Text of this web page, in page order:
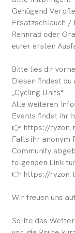
Genügend
Ersatzschlauch /
Rennrad oder
eurer ersten
Bitte lies dir
Diesen findest
„Cycling Units".
Alle weiteren
Events findet ihr
👉 https://
Falls ihr anonym
Community
folgenden Link
👉 https://
Wir freuen uns
Sollte das